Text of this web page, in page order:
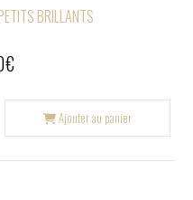
BRILLANTS
€
Ajouter au panier